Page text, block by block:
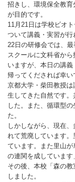
招きし、環境保全教
が目的です。
11月21日は学校ビオ
ついて講義・実習が行
22日の研修会では、
スクールに文科省か
いますが、本日の講
帰ってくだされば幸い
京都大学・柴田教授
生してきた自然です
した。また、循環型
た。
しかしながら、現在
れて荒廃しています
ています。また里山
の連関を成しています
その後、本校「森の
しました。